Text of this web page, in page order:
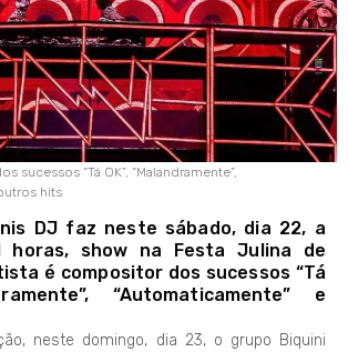
sucessos “Tá OK”, “Malandramente”,
hits
DJ faz neste sábado, dia 22, a
horas, show na Festa Julina de
é compositor dos sucessos “Tá
“Automaticamente” e
neste domingo, dia 23, o grupo Biquini